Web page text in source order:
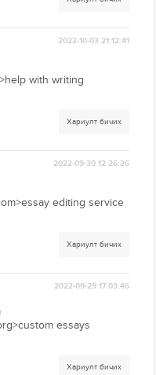
2022-10-03 21:12:41
with writing
Хариулт бичих
2022-09-30 12:26:26
editing service
Хариулт бичих
2022-09-29 17:03:46
essays
Хариулт бичих